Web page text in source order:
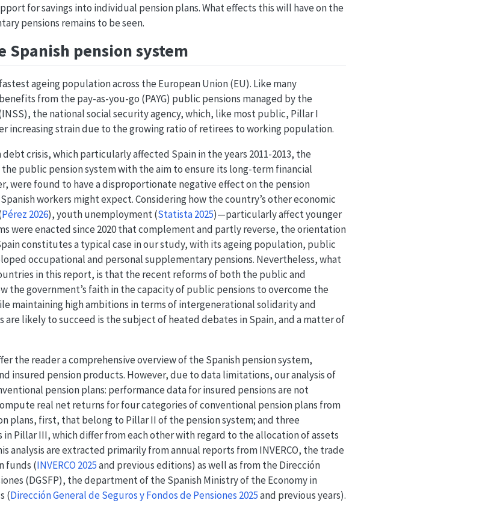
for savings into individual pension plans. What effects this will have on the
pensions remains to be seen.
pension system
ageing population across the European Union (EU). Like many
from the pay-as-you-go (PAYG) public pensions managed by the
the national social security agency, which, like most public, Pillar I
increasing strain due to the growing ratio of retirees to working population.
crisis, which particularly affected Spain in the years 2011-2013, the
public pension system with the aim to ensure its long-term financial
were found to have a disproportionate negative effect on the pension
workers might expect. Considering how the country’s other economic
Pérez 2026), youth unemployment(Statista 2025)—particularly affect younger
were enacted since 2020 that complement and partly reverse, the orientation
constitutes a typical case in our study, with its ageing population, public
occupational and personal supplementary pensions. Nevertheless, what
in this report, is that the recent reforms of both the public and
the government’s faith in the capacity of public pensions to overcome the
maintaining high ambitions in terms of intergenerational solidarity and
likely to succeed is the subject of heated debates in Spain, and a matter of
the reader a comprehensive overview of the Spanish pension system,
insured pension products. However, due to data limitations, our analysis of
pension plans: performance data for insured pensions are not
real net returns for four categories of conventional pension plans from
plans, first, that belong to Pillar II of the pension system; and three
Pillar III, which differ from each other with regard to the allocation of assets
analysis are extracted primarily from annual reports from INVERCO, the trade
funds (INVERCO 2025and previous editions) as well as from the Dirección
(DGSFP), the department of the Spanish Ministry of the Economy in
(Dirección General de Seguros y Fondos de Pensiones 2025and previous years).